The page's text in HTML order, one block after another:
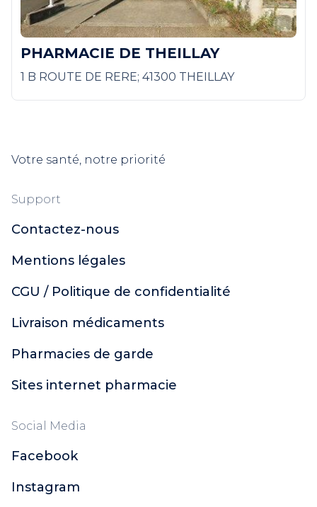
PHARMACIE DE THEILLAY
1 B ROUTE DE RERE; 41300 THEILLAY
Votre santé, notre priorité
Support
Contactez-nous
Mentions légales
CGU / Politique de confidentialité
Livraison médicaments
Pharmacies de garde
Sites internet pharmacie
Social Media
Facebook
Instagram